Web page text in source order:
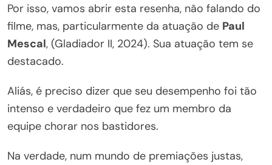
Por isso, vamos abrir esta resenha, não falando do
filme, mas, particularmente da atuação de Paul
Mescal, (Gladiador II, 2024). Sua atuação tem se
destacado.
Aliás, é preciso dizer que seu desempenho foi tão
intenso e verdadeiro que fez um membro da
equipe chorar nos bastidores.
Na verdade, num mundo de premiações justas,